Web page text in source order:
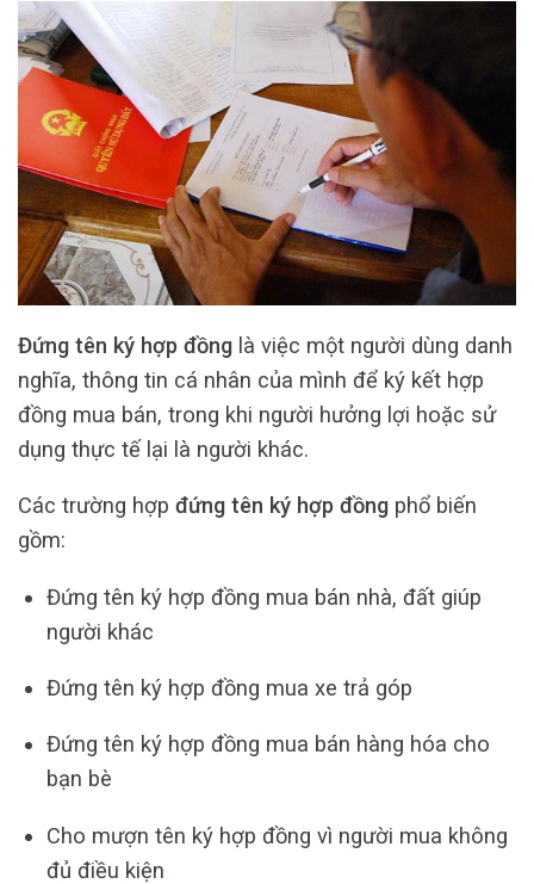
Đứng tên ký hợp đồng là việc một người dùng danh
nghĩa, thông tin cá nhân của mình để ký kết hợp
đồng mua bán, trong khi người hưởng lợi hoặc sử
dụng thực tế lại là người khác.
Các trường hợp đứng tên ký hợp đồng phổ biến
gồm:
Đứng tên ký hợp đồng mua bán nhà, đất giúp
người khác
Đứng tên ký hợp đồng mua xe trả góp
Đứng tên ký hợp đồng mua bán hàng hóa cho
bạn bè
Cho mượn tên ký hợp đồng vì người mua không
đủ điều kiện